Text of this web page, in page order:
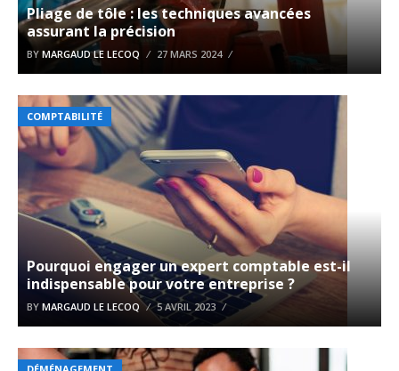
Pliage de tôle : les techniques avancées
assurant la précision
BY MARGAUD LE LECOQ 27 MARS 2024
COMPTABILITÉ
Pourquoi engager un expert comptable est-il
indispensable pour votre entreprise ?
BY MARGAUD LE LECOQ 5 AVRIL 2023